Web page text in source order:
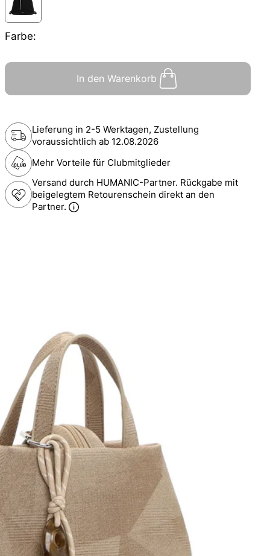
Farbe:
In den Warenkorb
Lieferung in 2-5 Werktagen, Zustellung
voraussichtlich ab 12.08.2026
Mehr Vorteile für Clubmitglieder
Versand durch HUMANIC-Partner. Rückgabe mit
beigelegtem Retourenschein direkt an den
Partner.